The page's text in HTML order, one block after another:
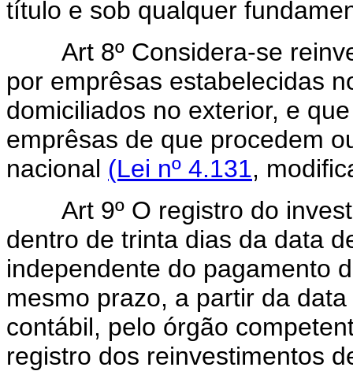
título e sob qualquer
Art 8º Considera-se
por emprêsas estabelecidas
domiciliados no exterior, e
emprêsas de que procedem
nacional (Lei nº 4.131,
Art 9º O registro do
dentro de trinta dias da data
independente do pagamento
mesmo prazo, a partir da
contábil, pelo órgão
registro dos reinvestimentos